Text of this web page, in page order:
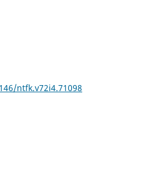
ntfk.v72i4.71098